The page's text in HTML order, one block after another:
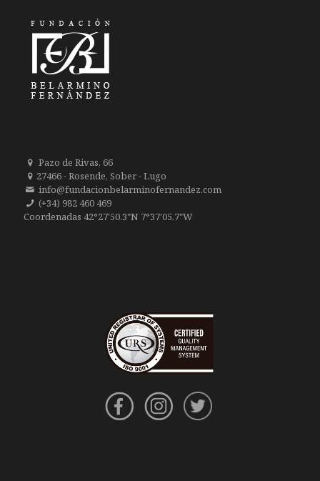
Pazo de Rivas, 66
27466 - Rosende, Sober - Lugo
info@fundacionbelarminofernandez.com
(+34) 982 460 469
Coordenadas 42°27'50.3"N 7°37'05.7"W